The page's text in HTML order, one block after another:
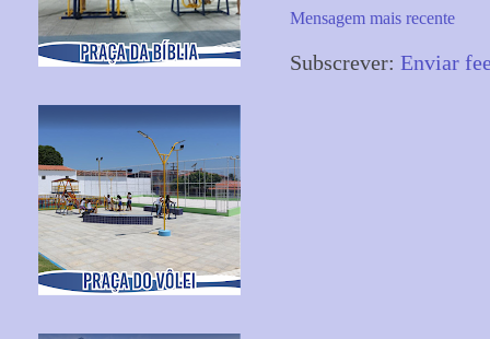
Mensagem mais recente
Subscrever: Enviar